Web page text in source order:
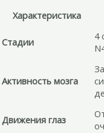
Характеристика
Стадии
4
Активность мозга
Движения глаз